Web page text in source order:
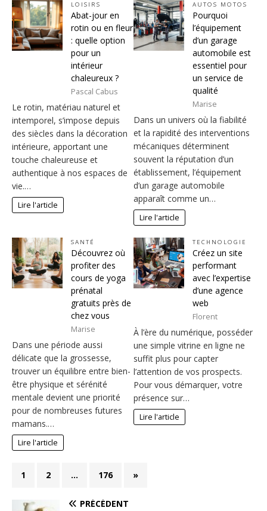
LOISIRS
Abat-jour en
rotin ou en fleur
: quelle option
pour un
intérieur
chaleureux ?
Pascal Cabus
Le rotin, matériau naturel et
intemporel, s’impose depuis
des siècles dans la décoration
intérieure, apportant une
touche chaleureuse et
authentique à nos espaces de
vie.…
Lire l'article
AUTOS MOTOS
Pourquoi
l’équipement
d’un garage
automobile est
essentiel pour
un service de
qualité
Marise
Dans un univers où la fiabilité
et la rapidité des interventions
mécaniques déterminent
souvent la réputation d’un
établissement, l’équipement
d’un garage automobile
apparaît comme un…
Lire l'article
SANTÉ
Découvrez où
profiter des
cours de yoga
prénatal
gratuits près de
chez vous
Marise
Dans une période aussi
délicate que la grossesse,
trouver un équilibre entre bien-
être physique et sérénité
mentale devient une priorité
pour de nombreuses futures
mamans.…
Lire l'article
TECHNOLOGIE
Créez un site
performant
avec l’expertise
d’une agence
web
Florent
À l’ère du numérique, posséder
une simple vitrine en ligne ne
suffit plus pour capter
l’attention de vos prospects.
Pour vous démarquer, votre
présence sur…
Lire l'article
1 2 … 176 »
PRÉCÉDENT